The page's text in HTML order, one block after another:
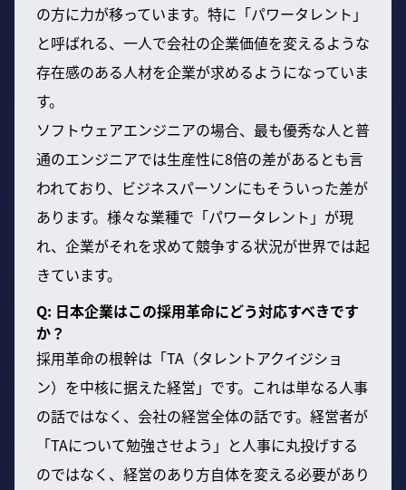
の方に力が移っています。特に「パワータレント」
と呼ばれる、一人で会社の企業価値を変えるような
存在感のある人材を企業が求めるようになっていま
す。
ソフトウェアエンジニアの場合、最も優秀な人と普
通のエンジニアでは生産性に8倍の差があるとも言
われており、ビジネスパーソンにもそういった差が
あります。様々な業種で「パワータレント」が現
れ、企業がそれを求めて競争する状況が世界では起
きています。
Q: 日本企業はこの採用革命にどう対応すべきです
か？
採用革命の根幹は「TA（タレントアクイジショ
ン）を中核に据えた経営」です。これは単なる人事
の話ではなく、会社の経営全体の話です。経営者が
「TAについて勉強させよう」と人事に丸投げする
のではなく、経営のあり方自体を変える必要があり